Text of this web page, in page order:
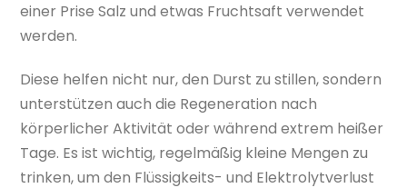
einer Prise Salz und etwas Fruchtsaft verwendet
werden.
Diese helfen nicht nur, den Durst zu stillen, sondern
unterstützen auch die Regeneration nach
körperlicher Aktivität oder während extrem heißer
Tage. Es ist wichtig, regelmäßig kleine Mengen zu
trinken, um den Flüssigkeits- und Elektrolytverlust